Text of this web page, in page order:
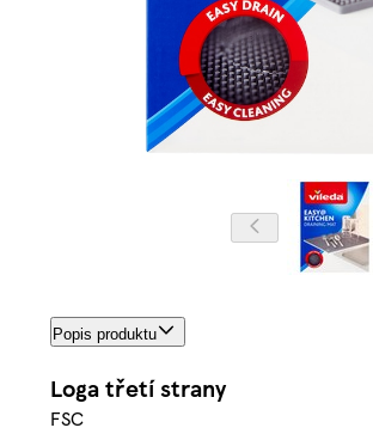
Popis produktu
Loga třetí strany
FSC